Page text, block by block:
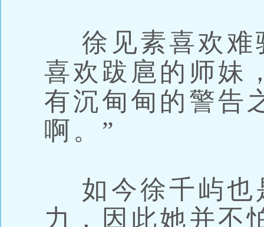
徐见素喜欢难
喜欢跋扈的师妹
有沉甸甸的警告
啊。”
如今徐千屿也
力，因此她并不